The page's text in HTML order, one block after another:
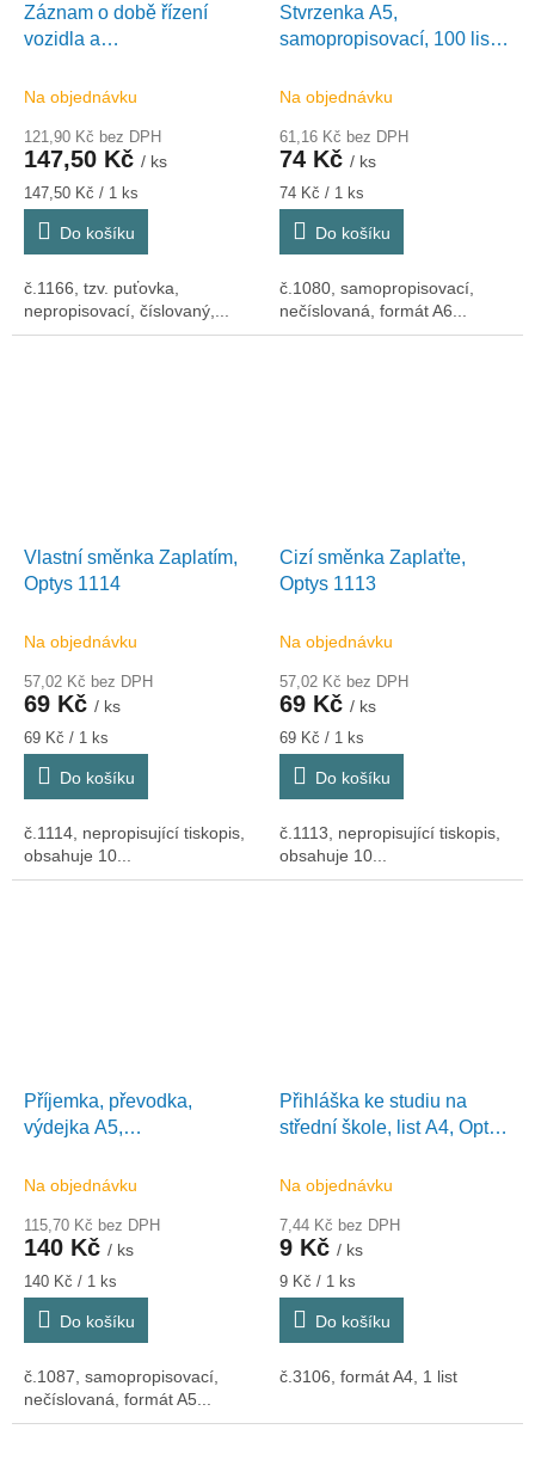
Záznam o době řízení
vozidla a
číslovaný, 100 listů, Optys
Na objednávku
121,90 Kč bez DPH
147,50 Kč / ks
Měrná
cena:
147,50 Kč / 1 ks
Do košíku
č.1166, tzv. puťovka,
nepropisovací, číslovaný,...
Stvrzenka A5,
samopropisovací, 100 listů,
Na objednávku
61,16 Kč bez DPH
74 Kč / ks
Měrná
cena:
74 Kč / 1 ks
Do košíku
č.1080, samopropisovací,
nečíslovaná, formát A6...
Vlastní směnka Zaplatím,
Optys 1114
Na objednávku
57,02 Kč bez DPH
69 Kč / ks
Měrná
cena:
69 Kč / 1 ks
Do košíku
č.1114, nepropisující tiskopis,
obsahuje 10...
Cizí směnka Zaplaťte,
Optys 1113
Na objednávku
57,02 Kč bez DPH
69 Kč / ks
Měrná
cena:
69 Kč / 1 ks
Do košíku
č.1113, nepropisující tiskopis,
obsahuje 10...
Příjemka, převodka,
výdejka A5,
Optys 1087
Na objednávku
115,70 Kč bez DPH
140 Kč / ks
Měrná
cena:
140 Kč / 1 ks
Do košíku
č.1087, samopropisovací,
nečíslovaná, formát A5...
Přihláška ke studiu na
střední škole, list A4, Optys
Na objednávku
7,44 Kč bez DPH
9 Kč / ks
Měrná
cena:
9 Kč / 1 ks
Do košíku
č.3106, formát A4, 1 list